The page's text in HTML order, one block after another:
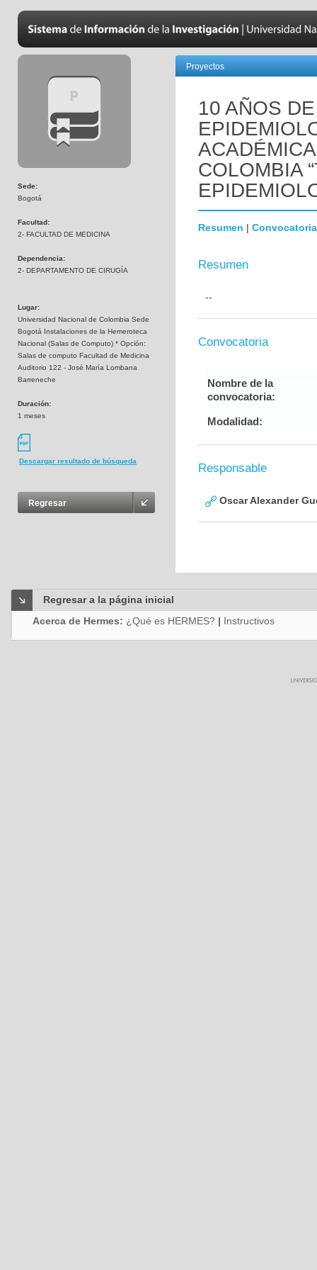
Sede:
Bogotá
Facultad:
2- FACULTAD DE MEDICINA
Dependencia:
2- DEPARTAMENTO DE CIRUGÍA
Lugar:
Universidad Nacional de Colombia Sede
Bogotá Instalaciones de la Hemeroteca
Nacional (Salas de Computo) * Opción:
Salas de computo Facultad de Medicina
Auditorio 122 - José María Lombana
Barreneche
Duración:
1 meses
Descargar resultado de búsqueda
Regresar
Proyectos
10 AÑOS
COLOMBIA
Resumen | Convocatoria
Resumen
--
Convocatoria
Nombre de la
convocatoria:
Modalidad:
Responsable
Oscar Alexander
Regresar a la página inicial
Acerca de Hermes: ¿Qué es HERMES? | Instructivos